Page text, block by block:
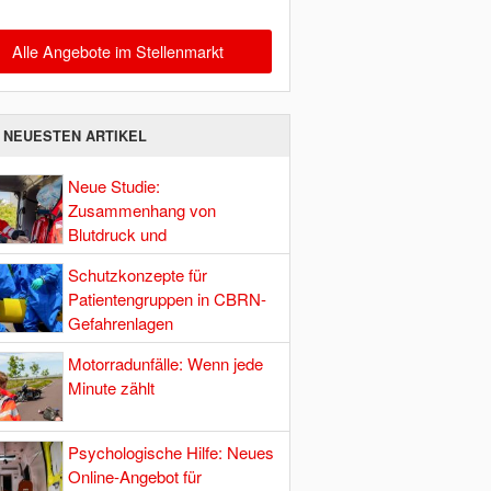
Alle Angebote im Stellenmarkt
ARTIKEL
Neue Studie:
Zusammenhang von
Blutdruck und
Hirndurchblutung
Schutzkonzepte für
Patientengruppen in CBRN-
Gefahrenlagen
Motorradunfälle: Wenn jede
Minute zählt
Psychologische Hilfe: Neues
Online-Angebot für